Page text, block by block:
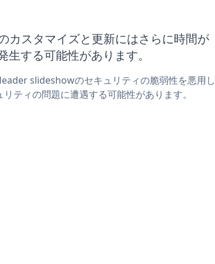
スタマイズと更新にはさらに時間が
する可能性があります。
slideshowのセキュリティの脆弱性を悪用し
ティの問題に遭遇する可能性があります。